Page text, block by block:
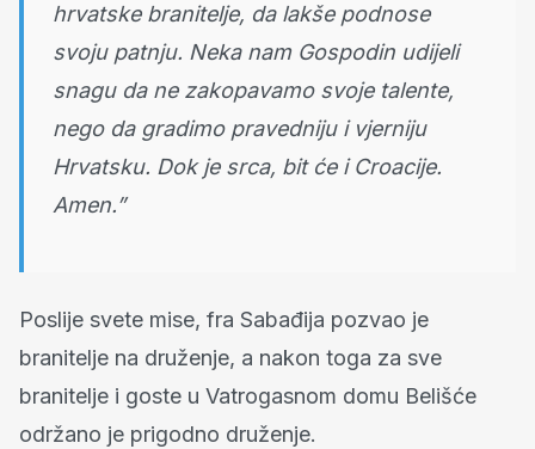
hrvatske branitelje, da lakše podnose
svoju patnju. Neka nam Gospodin udijeli
snagu da ne zakopavamo svoje talente,
nego da gradimo pravedniju i vjerniju
Hrvatsku. Dok je srca, bit će i Croacije.
Amen.”
Poslije svete mise, fra Sabađija pozvao je
branitelje na druženje, a nakon toga za sve
branitelje i goste u Vatrogasnom domu Belišće
održano je prigodno druženje.